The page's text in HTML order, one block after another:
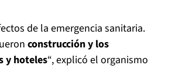
de la emergencia sanitaria.
construcción y los
y hoteles“, explicó el organismo